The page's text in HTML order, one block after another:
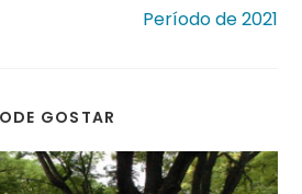
Período de 2021
GOSTAR